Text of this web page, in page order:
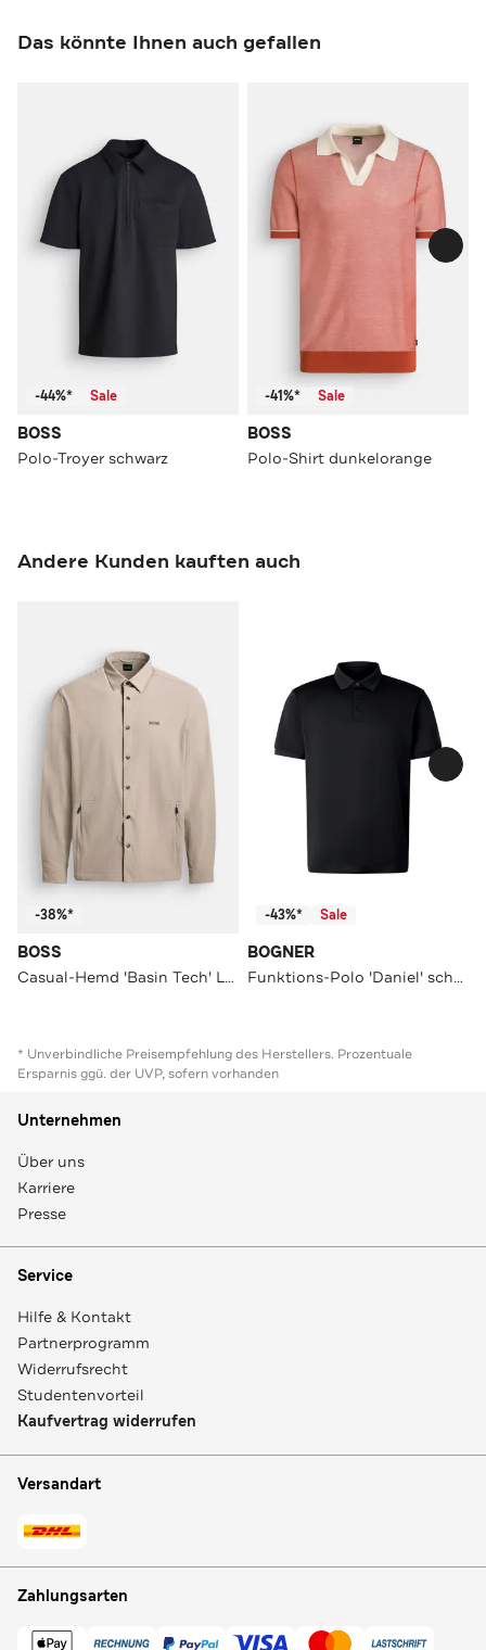
Das könnte Ihnen auch gefallen
-44%* Sale
BOSS
Polo-Troyer schwarz
-41%* Sale
BOSS
Polo-Shirt dunkelorange
Andere Kunden kauften auch
-38%*
BOSS
Casual-Hemd 'Basin Tech' Loose Fit
-43%* Sale
BOGNER
Funktions-Polo 'Daniel' schwarz
* Unverbindliche Preisempfehlung des Herstellers. Prozentuale
Ersparnis ggü. der UVP, sofern vorhanden
Unternehmen
Über uns
Karriere
Presse
Service
Hilfe & Kontakt
Partnerprogramm
Widerrufsrecht
Studentenvorteil
Kaufvertrag widerrufen
Versandart
Zahlungsarten